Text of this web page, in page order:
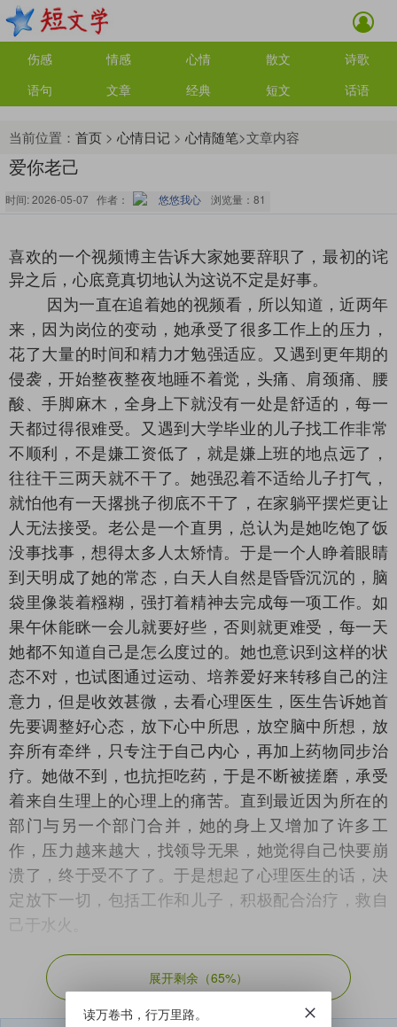
伤感 情感 心情 散文
诗歌
语句
文章 经典 短文 话语
当前位置： 首页 > 心情日记 > 心情随笔>文章内容
爱你老己
时间: 2026-05-07 作者： 悠悠我心 浏览量： 81
喜欢的一个视频博主告诉大家她要辞职了，最初的诧
异之后，心底竟真切地认为这说不定是好事。
因为一直在追着她的视频看，所以知道，近两年
来，因为岗位的变动，她承受了很多工作上的压力，
花了大量的时间和精力才勉强适应。又遇到更年期的
侵袭，开始整夜整夜地睡不着觉，头痛、肩颈痛、腰
酸、手脚麻木，全身上下就没有一处是舒适的，每一
天都过得很难受。又遇到大学毕业的儿子找工作非常
不顺利，不是嫌工资低了，就是嫌上班的地点远了，
往往干三两天就不干了。她强忍着不适给儿子打气，
就怕他有一天撂挑子彻底不干了，在家躺平摆烂更让
人无法接受。老公是一个直男，总认为是她吃饱了饭
没事找事，想得太多人太矫情。于是一个人睁着眼睛
到天明成了她的常态，白天人自然是昏昏沉沉的，脑
袋里像装着糨糊，强打着精神去完成每一项工作。如
果午休能眯一会儿就要好些，否则就更难受，每一天
她都不知道自己是怎么度过的。她也意识到这样的状
态不对，也试图通过运动、培养爱好来转移自己的注
意力，但是收效甚微，去看心理医生，医生告诉她首
先要调整好心态，放下心中所思，放空脑中所想，放
弃所有牵绊，只专注于自己内心，再加上药物同步治
疗。她做不到，也抗拒吃药，于是不断被搓磨，承受
着来自生理上的心理上的痛苦。直到最近因为所在的
部门与另一个部门合并，她的身上又增加了许多工
作，压力越来越大，找领导无果，她觉得自己快要崩
溃了，终于受不了了。于是想起了心理医生的话，决
定放下一切，包括工作和儿子，积极配合治疗，救自
己于水火。
博主的经历让人唏嘘，也为她感到庆幸，她终于
觉醒了，开始懂得自己的健康才是最重要的，对任何
人而言，没有身体这个1，其它再多都等于0。很多人
展开剩余（65%）
读万卷书，行万里路。